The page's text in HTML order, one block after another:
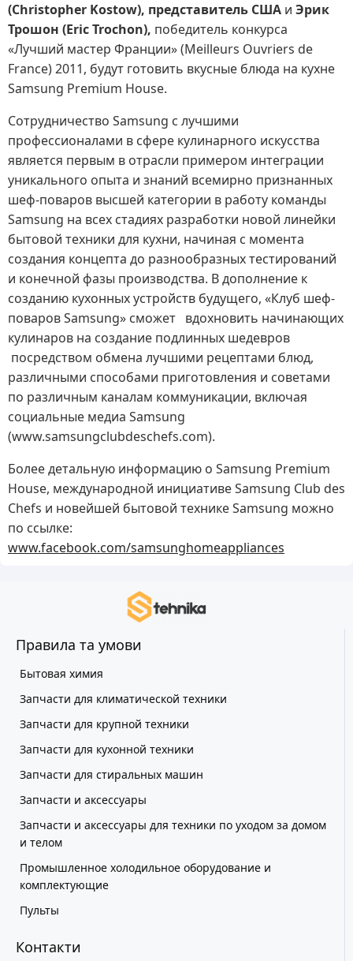
(Christopher Kostow), представитель США и Эрик
Трошон (Eric Trochon), победитель конкурса
«Лучший мастер Франции» (Meilleurs Ouvriers de
France) 2011, будут готовить вкусные блюда на кухне
Samsung Premium House.
Сотрудничество Samsung с лучшими
профессионалами в сфере кулинарного искусства
является первым в отрасли примером интеграции
уникального опыта и знаний всемирно признанных
шеф-поваров высшей категории в работу команды
Samsung на всех стадиях разработки новой линейки
бытовой техники для кухни, начиная с момента
создания концепта до разнообразных тестирований
и конечной фазы производства. В дополнение к
созданию кухонных устройств будущего, «Клуб шеф-
поваров Samsung» сможет вдохновить начинающих
кулинаров на создание подлинных шедевров
посредством обмена лучшими рецептами блюд,
различными способами приготовления и советами
по различным каналам коммуникации, включая
социальные медиа Samsung
(www.samsungclubdeschefs.com).
Более детальную информацию о Samsung Premium
House, международной инициативе Samsung Club des
Chefs и новейшей бытовой технике Samsung можно
по ссылке:
www.facebook.com/samsunghomeappliances
Правила та умови
Бытовая химия
Запчасти для климатической техники
Запчасти для крупной техники
Запчасти для кухонной техники
Запчасти для стиральных машин
Запчасти и аксессуары
Запчасти и аксессуары для техники по уходом за домом
и телом
Промышленное холодильное оборудование и
комплектующие
Пульты
Контакти